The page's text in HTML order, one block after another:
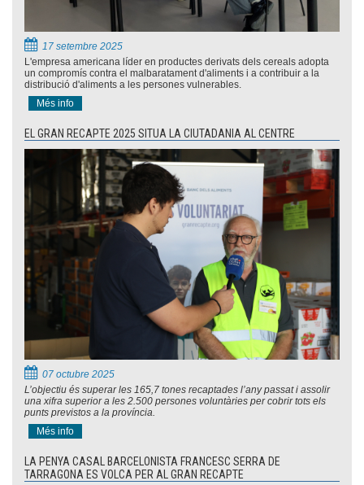
17 setembre 2025
L'empresa americana líder en productes derivats dels cereals adopta
un compromís contra el malbaratament d'aliments i a contribuir a la
distribució d'aliments a les persones vulnerables.
Més info
EL GRAN RECAPTE 2025 SITUA LA CIUTADANIA AL CENTRE
07 octubre 2025
L’objectiu és superar les 165,7 tones recaptades l’any passat i assolir
una xifra superior a les 2.500 persones voluntàries per cobrir tots els
punts previstos a la província.
Més info
LA PENYA CASAL BARCELONISTA FRANCESC SERRA DE
TARRAGONA ES VOLCA PER AL GRAN RECAPTE